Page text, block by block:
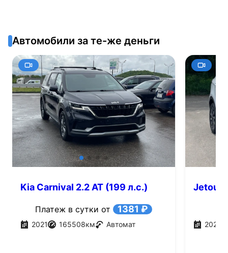
Автомобили за те-же деньги
Kia Carnival 2.2 AT (199 л.с.)
Платеж в сутки от 1381 ₽
2021 165508км Автомат
Jetour
2026